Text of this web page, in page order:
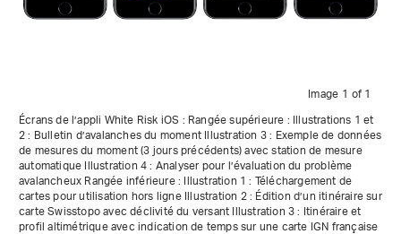
Image 1 of 1
Écrans de l’appli White Risk iOS : Rangée supérieure : Illustrations 1 et
2 : Bulletin d’avalanches du moment Illustration 3 : Exemple de données
de mesures du moment (3 jours précédents) avec station de mesure
automatique Illustration 4 : Analyser pour l’évaluation du problème
avalancheux Rangée inférieure : Illustration 1 : Téléchargement de
cartes pour utilisation hors ligne Illustration 2 : Édition d’un itinéraire sur
carte Swisstopo avec déclivité du versant Illustration 3 : Itinéraire et
profil altimétrique avec indication de temps sur une carte IGN française